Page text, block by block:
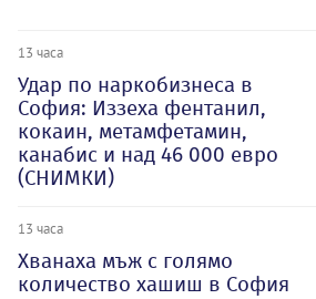
13 часа
Удар по наркобизнеса в
София: Иззеха фентанил,
кокаин, метамфетамин,
канабис и над 46 000 евро
(СНИМКИ)
13 часа
Хванаха мъж с голямо
количество хашиш в София